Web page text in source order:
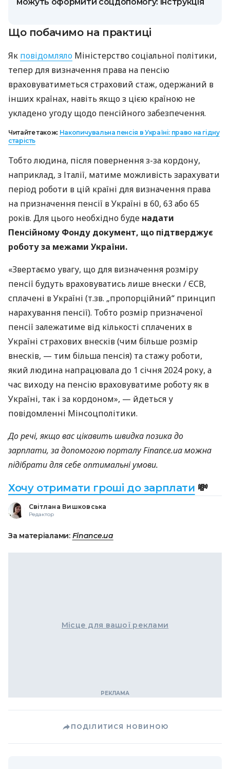
Що побачимо на практиці
Як повідомляло Міністерство соціальної політики,
тепер для визначення права на пенсію
враховуватиметься страховий стаж, одержаний в
інших країнах, навіть якщо з цією країною не
укладено угоду щодо пенсійного забезпечення.
Читайте також: Накопичувальна пенсія в Україні: право на гідну
старість
Тобто людина, після повернення з-за кордону,
наприклад, з Італії, матиме можливість зарахувати
період роботи в цій країні для визначення права
на призначення пенсії в Україні в 60, 63 або 65
років. Для цього необхідно буде надати
Пенсійному Фонду документ, що підтверджує
роботу за межами України.
«Звертаємо увагу, що для визначення розміру
пенсії будуть враховуватись лише внески / ЄСВ,
сплачені в Україні (т.зв. „пропорційний“ принцип
нарахування пенсії). Тобто розмір призначеної
пенсії залежатиме від кількості сплачених в
Україні страхових внесків (чим більше розмір
внесків, — тим більша пенсія) та стажу роботи,
який людина напрацювала до 1 січня 2024 року, а
час виходу на пенсію враховуватиме роботу як в
Україні, так і за кордоном», — йдеться у
повідомленні Мінсоцполітики.
До речі, якщо вас цікавить швидка позика до
зарплати, за допомогою порталу Finance.ua можна
підібрати для себе оптимальні умови.
Хочу отримати гроші до зарплати 💸
Світлана Вишковська
Редактор
За матеріалами: Finance.ua
Місце для вашої реклами
ПОДІЛИТИСЯ НОВИНОЮ